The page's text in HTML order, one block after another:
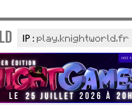
IP : play.knightworld.fr